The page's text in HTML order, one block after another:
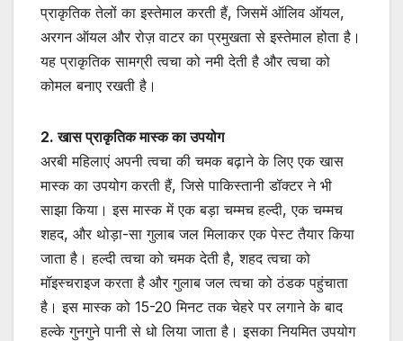
प्राकृतिक तेलों का इस्तेमाल करती हैं, जिसमें ऑलिव ऑयल,
अरगन ऑयल और रोज़ वाटर का प्रमुखता से इस्तेमाल होता है।
यह प्राकृतिक सामग्री त्वचा को नमी देती है और त्वचा को
कोमल बनाए रखती है।
2. खास प्राकृतिक मास्क का उपयोग
अरबी महिलाएं अपनी त्वचा की चमक बढ़ाने के लिए एक खास
मास्क का उपयोग करती हैं, जिसे पाकिस्तानी डॉक्टर ने भी
साझा किया। इस मास्क में एक बड़ा चम्मच हल्दी, एक चम्मच
शहद, और थोड़ा-सा गुलाब जल मिलाकर एक पेस्ट तैयार किया
जाता है। हल्दी त्वचा को चमक देती है, शहद त्वचा को
मॉइस्चराइज करता है और गुलाब जल त्वचा को ठंडक पहुंचाता
है। इस मास्क को 15-20 मिनट तक चेहरे पर लगाने के बाद
हल्के गुनगुने पानी से धो लिया जाता है। इसका नियमित उपयोग